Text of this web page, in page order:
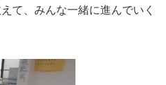
て、みんな一緒に進んでいく